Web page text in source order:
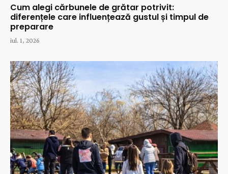
Cum alegi cărbunele de grătar potrivit:
diferențele care influențează gustul și timpul de
preparare
iul. 1, 2026